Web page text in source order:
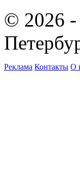
© 2026 -
Реклама Контакты О